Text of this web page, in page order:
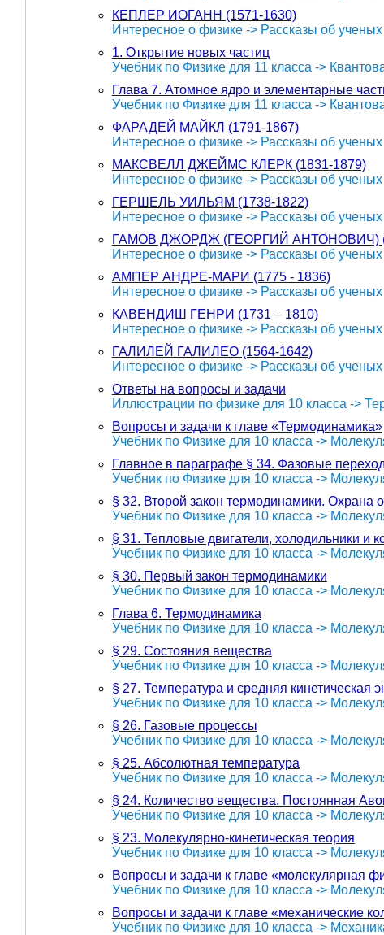
КЕПЛЕР ИОГАНН (1571-1630)
Интересное о физике -> Рассказы об
1. Открытие новых частиц
Учебник по Физике для 11 класса ->
Глава 7. Атомное ядро и элементарные
Учебник по Физике для 11 класса ->
ФАРАДЕЙ МАЙКЛ (1791-1867)
Интересное о физике -> Рассказы об
МАКСВЕЛЛ ДЖЕЙМС КЛЕРК (1831-1879)
Интересное о физике -> Рассказы об
ГЕРШЕЛЬ УИЛЬЯМ (1738-1822)
Интересное о физике -> Рассказы об
ГАМОВ ДЖОРДЖ (ГЕОРГИЙ АНТОНОВИЧ)
Интересное о физике -> Рассказы об
АМПЕР АНДРЕ-МАРИ (1775 - 1836)
Интересное о физике -> Рассказы об
КАВЕНДИШ ГЕНРИ (1731 – 1810)
Интересное о физике -> Рассказы об
ГАЛИЛЕЙ ГАЛИЛЕО (1564-1642)
Интересное о физике -> Рассказы об
Ответы на вопросы и задачи
Иллюстрации по физике для 10 класса ->
Вопросы и задачи к главе «Термодинамика»
Учебник по Физике для 10 класса ->
Главное в параграфе § 34. Фазовые
Учебник по Физике для 10 класса ->
§ 32. Второй закон термодинамики. Охрана
Учебник по Физике для 10 класса ->
§ 31. Тепловые двигатели, холодильники и
Учебник по Физике для 10 класса ->
§ 30. Первый закон термодинамики
Учебник по Физике для 10 класса ->
Глава 6. Термодинамика
Учебник по Физике для 10 класса ->
§ 29. Состояния вещества
Учебник по Физике для 10 класса ->
§ 27. Температура и средняя кинетическая
Учебник по Физике для 10 класса ->
§ 26. Газовые процессы
Учебник по Физике для 10 класса ->
§ 25. Абсолютная температура
Учебник по Физике для 10 класса ->
§ 24. Количество вещества. Постоянная
Учебник по Физике для 10 класса ->
§ 23. Молекулярно-кинетическая теория
Учебник по Физике для 10 класса ->
Вопросы и задачи к главе «молекулярная
Учебник по Физике для 10 класса ->
Вопросы и задачи к главе «механические
Учебник по Физике для 10 класса ->